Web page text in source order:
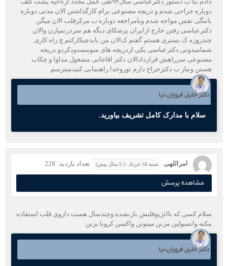
دوباره جراحی شدم و دریچه مصنوعی برام کارگذاشتن الان مدتی دوباره
باتنگی نفس مواجه شدم وبامراجعه دوباره ب مرکزقلب الان میگن
دکترعباسی رفتن خارج ازایران پزشکای دیگه هم سردرنمیارن والان
چندروزه ک بستری هستم گفتم ک‌الان من بایدچیکارکنم چ راه کاری
شمامیدونی دکترعباسی یکی ازدریچه های منومسدودکردو دریجه
مصنوعی سرراهش قراردادالان دکتر اقاجانی مشغول مداوا و چکاب
هستن ونیاز ب دکترجراح دارم توروخدا راهنمایی کنیدمیترسم
دکتر خلیل فروزان نیا
سلام با مدارک کامل تشریف بیاورید.
امراللهی شنبه ۱۵ خرداد ۰( 5 سال پیش) تعداد بازدید: 228
مشاهده پرسش
سلام کسی که باانژیوقلبش بازنشده وچندسال هست داروی قلب استفاده
مکنه وانسولین مزنن میتونن واکسن کرونا بزنن
دکتر خلیل فروزان نیا